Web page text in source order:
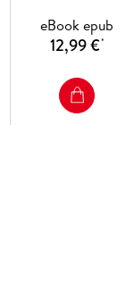
eBook epub
12,99 €*